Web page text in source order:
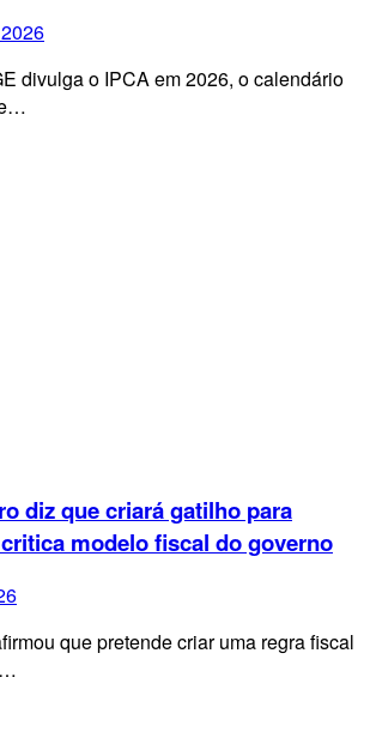
divulga o IPCA em 2026, o calendário
diz que criará gatilho para
modelo fiscal do governo
que pretende criar uma regra fiscal